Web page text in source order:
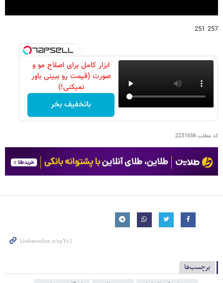
257 251
ابزار کامل برای اصلاح مو و
صورت (قیمت رو ببینی باور
نمیکنی!)
باتخفیف بخر
کد مطلب2231656
برچسب‌ها